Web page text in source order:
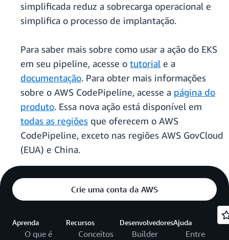
simplificada reduz a sobrecarga operacional e
simplifica o processo de implantação.
Para saber mais sobre como usar a ação do EKS
em seu pipeline, acesse o tutorial e a
documentação. Para obter mais informações
sobre o AWS CodePipeline, acesse a página do
produto. Essa nova ação está disponível em
todas as regiões que oferecem o AWS
CodePipeline, exceto nas regiões AWS GovCloud
(EUA) e China.
Crie uma conta da AWS
Aprenda
O que é
Recursos
Conceitos
Desenvolvedores
Builder
Ajuda
Entre